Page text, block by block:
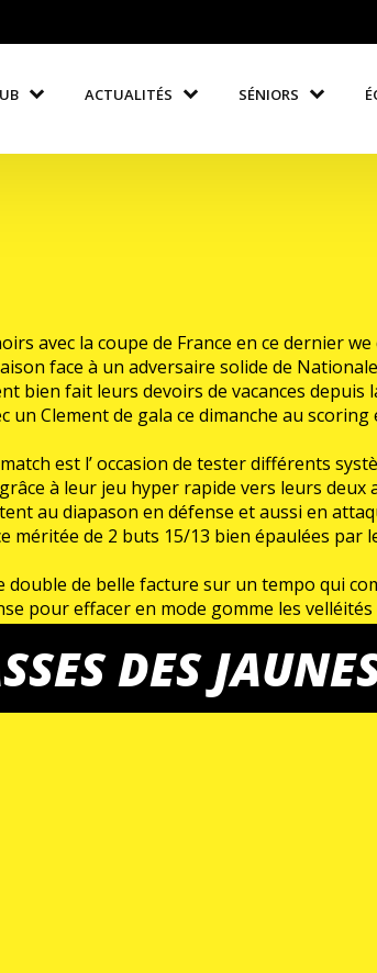
ACTUALITÉS SÉNIORS
DES
avec la coupe de France en ce dernier
face à un adversaire solide de
bien fait leurs devoirs de vacances depuis
un Clement de gala ce dimanche au
est l’ occasion de tester différents
à leur jeu hyper rapide vers leurs
au diapason en défense et aussi en
de 2 buts 15/13 bien épaulées par
de belle facture sur un tempo qui
pour effacer en mode gomme les
devoirs et autres exercices à leur
face à un promu ambitieux à Abbeville en